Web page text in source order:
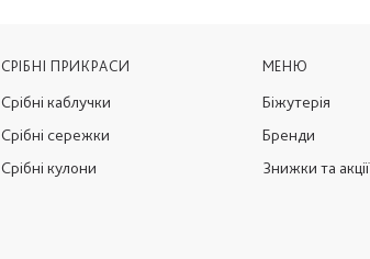
СРІБНІ ПРИКРАСИ
Срібні каблучки
Срібні сережки
Срібні кулони
МЕНЮ
Біжутерія
Бренди
Знижки та акції